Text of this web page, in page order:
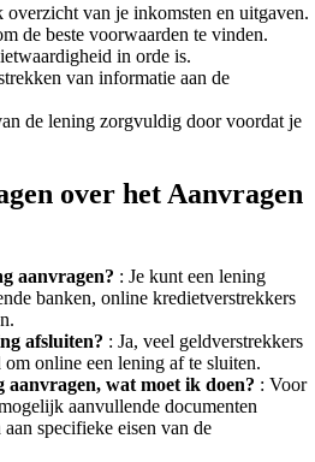
van je inkomsten en uitgaven.
de beste voorwaarden te vinden.
in orde is.
van informatie aan de
de lening zorgvuldig door voordat je
over het Aanvragen
aanvragen? : Je kunt een lening
banken, online kredietverstrekkers
afsluiten? : Ja, veel geldverstrekkers
online een lening af te sluiten.
wat moet ik doen? : Voor
aanvullende documenten
specifieke eisen van de